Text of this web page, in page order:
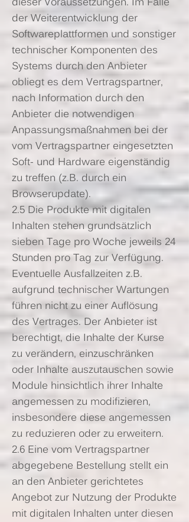
der Weiterentwicklung der
Softwareplattformen und sonstiger
technischer Komponenten des
Systems durch den Anbieter
obliegt es dem Vertragspartner,
nach Information durch den
Anbieter die notwendigen
Anpassungsmaßnahmen bei der
vom Vertragspartner eingesetzten
Soft- und Hardware eigenständig
zu treffen (z.B. durch ein
Browserupdate).
2.5 Die Produkte mit digitalen
Inhalten stehen grundsätzlich
sieben Tage pro Woche jeweils 24
Stunden pro Tag zur Verfügung.
Eventuelle Ausfallzeiten z.B.
aufgrund technischer Wartungen
führen nicht zu einer Auflösung
des Vertrages. Der Anbieter ist
berechtigt, die Inhalte der Kurse
zu verändern, einzuschränken
oder Inhalte auszutauschen sowie
Module hinsichtlich ihrer Inhalte
angemessen zu modifizieren,
insbesondere diese angemessen
zu reduzieren oder zu erweitern.
2.6 Eine vom Vertragspartner
abgegebene Bestellung stellt ein
an den Anbieter gerichtetes
Angebot zur Nutzung der Produkte
mit digitalen Inhalten unter diesen